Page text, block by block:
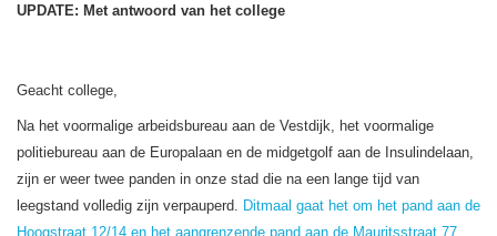
UPDATE: Met antwoord van het college
Geacht college,
Na het voormalige arbeidsbureau aan de Vestdijk, het voormalige
politiebureau aan de Europalaan en de midgetgolf aan de Insulindelaan,
zijn er weer twee panden in onze stad die na een lange tijd van
leegstand volledig zijn verpauperd. Ditmaal gaat het om het pand aan de
Hoogstraat 12/14 en het aangrenzende pand aan de Mauritsstraat 77.